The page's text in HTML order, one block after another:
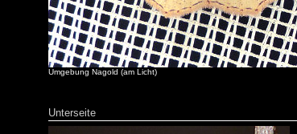
Umgebung Nagold (am Licht)
Unterseite